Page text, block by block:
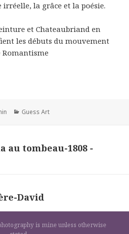
la grâce et la poésie.
et Chateaubriand en
les débuts du mouvement
Romantisme
Categories
Guess Art
au tombeau-1808 -
David
is mine unless otherwise